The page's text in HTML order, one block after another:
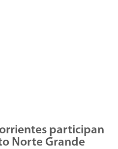
participan
Norte Grande